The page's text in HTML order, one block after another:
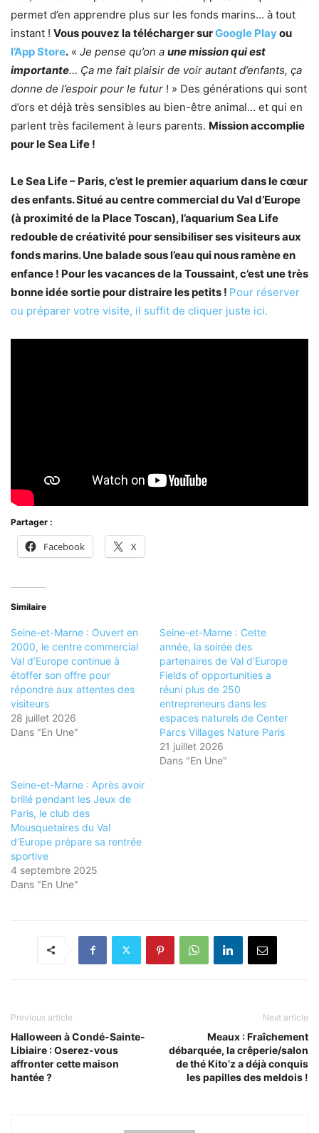
permet d’en apprendre plus sur les fonds marins… à tout
instant ! Vous pouvez la télécharger surGoogle Playou
l’App Store. « Je pense qu’on a une mission qui est
importante… Ça me fait plaisir de voir autant d’enfants, ça
donne de l’espoir pour le futur ! » Des générations qui sont
d’ors et déjà très sensibles au bien-être animal… et qui en
parlent très facilement à leurs parents. Mission accomplie
pour le Sea Life !
Le Sea Life – Paris, c’est le premier aquarium dans le cœur
des enfants. Situé au centre commercial du Val d’Europe
(à proximité de la Place Toscan), l’aquarium Sea Life
redouble de créativité pour sensibiliser ses visiteurs aux
fonds marins. Une balade sous l’eau qui nous ramène en
enfance ! Pour les vacances de la Toussaint, c’est une très
bonne idée sortie pour distraire les petits ! Pour réserver
ou préparer votre visite, il suffit de cliquer juste ici.
Partager :
Facebook X
Similaire
Seine-et-Marne : Ouvert en
2000, le centre commercial
Val d’Europe continue à
étoffer son offre pour
répondre aux attentes des
visiteurs
28 juillet 2026
Dans "En Une"
Seine-et-Marne : Cette
année, la soirée des
partenaires de Val d’Europe
Fields of opportunities a
réuni plus de 250
entrepreneurs dans les
espaces naturels de Center
Parcs Villages Nature Paris
21 juillet 2026
Dans "En Une"
Seine-et-Marne : Après avoir
brillé pendant les Jeux de
Paris, le club des
Mousquetaires du Val
d’Europe prépare sa rentrée
sportive
4 septembre 2025
Dans "En Une"
Previous article
Halloween à Condé-Sainte-
Libiaire : Oserez-vous
affronter cette maison
hantée ?
Next article
Meaux : Fraîchement
débarquée, la crêperie/salon
de thé Kito’z a déjà conquis
les papilles des meldois !